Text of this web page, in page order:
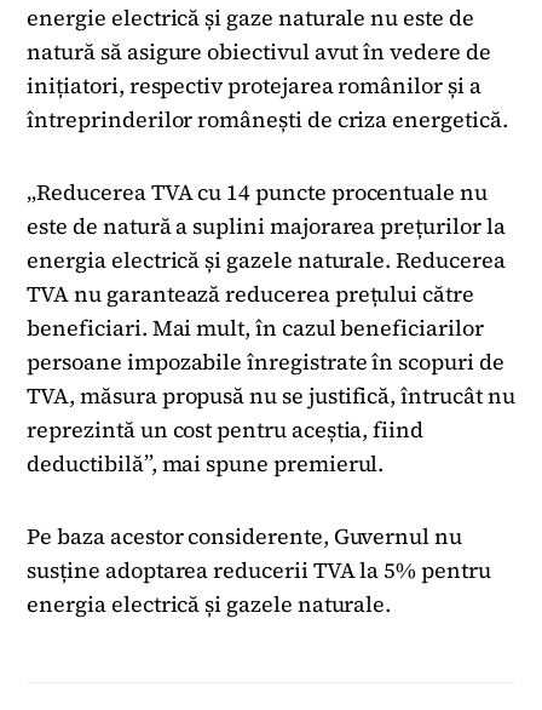
energie electrică și gaze naturale nu este de
natură să asigure obiectivul avut în vedere de
inițiatori, respectiv protejarea românilor și a
întreprinderilor românești de criza energetică.
„Reducerea TVA cu 14 puncte procentuale nu
este de natură a suplini majorarea prețurilor la
energia electrică și gazele naturale. Reducerea
TVA nu garantează reducerea prețului către
beneficiari. Mai mult, în cazul beneficiarilor
persoane impozabile înregistrate în scopuri de
TVA, măsura propusă nu se justifică, întrucât nu
reprezintă un cost pentru aceștia, fiind
deductibilă”, mai spune premierul.
Pe baza acestor considerente, Guvernul nu
susține adoptarea reducerii TVA la 5% pentru
energia electrică și gazele naturale.